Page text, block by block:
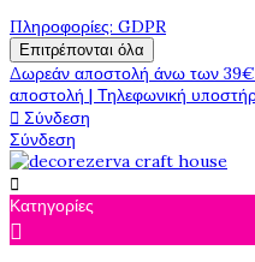
Πληροφορίες: GDPR
Επιτρέπονται όλα
Δωρεάν αποστολή άνω των
αποστολή | Τηλεφωνική
 Σύνδεση
Σύνδεση

Κατηγορίες
